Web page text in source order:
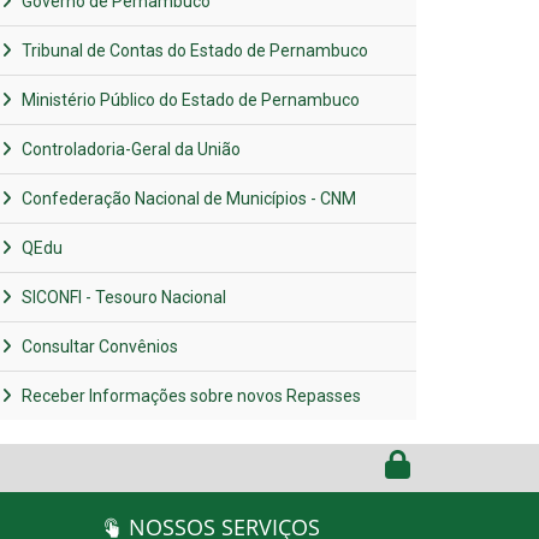
Tribunal de Contas do Estado de Pernambuco
Ministério Público do Estado de Pernambuco
Controladoria-Geral da União
Confederação Nacional de Municípios - CNM
QEdu
SICONFI - Tesouro Nacional
Consultar Convênios
Receber Informações sobre novos Repasses
NOSSOS SERVIÇOS